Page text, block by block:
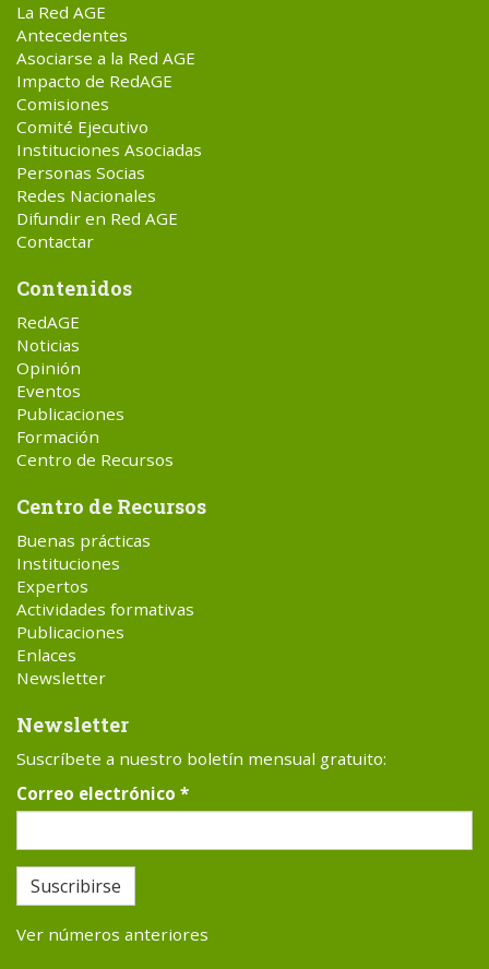
La Red AGE
Antecedentes
Asociarse a la Red AGE
Impacto de RedAGE
Comisiones
Comité Ejecutivo
Instituciones Asociadas
Personas Socias
Redes Nacionales
Difundir en Red AGE
Contactar
Contenidos
RedAGE
Noticias
Opinión
Eventos
Publicaciones
Formación
Centro de Recursos
Centro de Recursos
Buenas prácticas
Instituciones
Expertos
Actividades formativas
Publicaciones
Enlaces
Newsletter
Newsletter
Suscríbete a nuestro boletín mensual gratuito:
Correo electrónico *
Suscribirse
Ver números anteriores